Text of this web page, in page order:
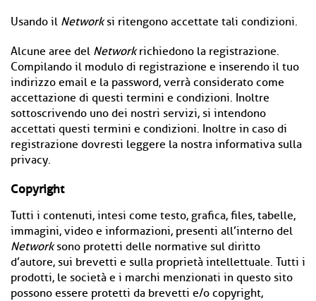
Usando il Networksi ritengono accettate tali condizioni.
Alcune aree del Networkrichiedono la registrazione.
Compilando il modulo di registrazione e inserendo il tuo
indirizzo email e la password, verrà considerato come
accettazione di questi termini e condizioni. Inoltre
sottoscrivendo uno dei nostri servizi, si intendono
accettati questi termini e condizioni. Inoltre in caso di
registrazione dovresti leggere la nostra informativa sulla
privacy.
Copyright
Tutti i contenuti, intesi come testo, grafica, files, tabelle,
immagini, video e informazioni, presenti all’interno del
Networksono protetti delle normative sul diritto
d’autore, sui brevetti e sulla proprietà intellettuale. Tutti i
prodotti, le società e i marchi menzionati in questo sito
possono essere protetti da brevetti e/o copyright,